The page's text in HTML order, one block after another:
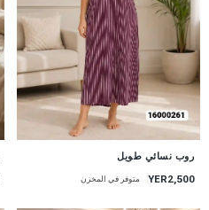
روب نسائي طويل
YER2,500 متوفر في المخزن